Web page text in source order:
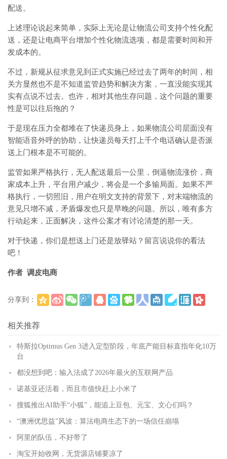
配送。
上述理论说起来简单，实际上无论是让物流公司支持个性化配
送，还是让电商平台增加个性化物流选项，都是需要时间和开
发成本的。
不过，新规从征求意见到正式实施已经过去了两年的时间，相
关方显然也不是不知道监管趋势和解决方案，一直没能实现其
实有点说不过去。也许，相对其他生存问题，这个问题的重要
性是可以往后拖的？
于是现在压力全都堆在了快递员身上，如果物流公司层面没有
智能语音外呼的协助，让快递员每天打上千个电话确认是否派
送上门根本是不可能的。
监管如果严格执行，无人配送最后一公里，倒逼物流涨价，商
家成本上升，平台用户减少，将会是一个多输局面。如果不严
格执行，一切照旧，用户在明文支持的背景下，对末端物流的
意见只增不减，矛盾爆发也只是早晚的问题。所以，唯有多方
行动起来，正面解决，这件公案才有讨论清楚的那一天。
对于快递，你们是想送上门还是放驿站？留言说说你的看法
吧！
作者 调皮电商
分享到：
相关推荐
特斯拉Optimus Gen 3进入定型阶段，年底产能目标直指年化10万
台
都没想到吧：输入法成了2026年最火的互联网产品
诺基亚还活着，而且市值快赶上小米了
搜狐推出AI助手“小狐”，能追上豆包、元宝、文心们吗？
“澳洲优思益”风波：算法电商生态下的一场信任崩塌
阿里的队伍，不好带了
淘宝开始收网，无货源店铺要凉了